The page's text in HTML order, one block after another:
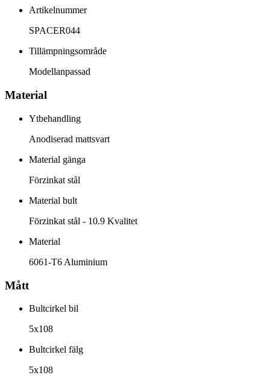
Artikelnummer
SPACER044
Tillämpningsområde
Modellanpassad
Material
Ytbehandling
Anodiserad mattsvart
Material gänga
Förzinkat stål
Material bult
Förzinkat stål - 10.9 Kvalitet
Material
6061-T6 Aluminium
Mått
Bultcirkel bil
5x108
Bultcirkel fälg
5x108